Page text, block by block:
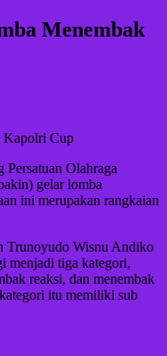
Menembak
Kapolri Cup
Persatuan Olahraga
gelar lomba
ini merupakan rangkaian
Trunoyudo Wisnu Andiko
menjadi tiga kategori,
reaksi, dan menembak
itu memiliki sub